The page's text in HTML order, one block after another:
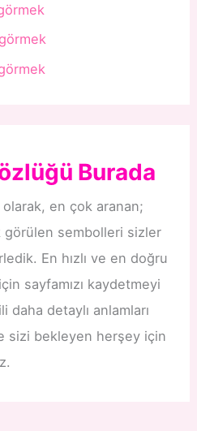
Burada
en çok aranan;
görülen sembolleri sizler
En hızlı ve en doğru
sayfamızı kaydetmeyi
daha detaylı anlamları
sizi bekleyen herşey için